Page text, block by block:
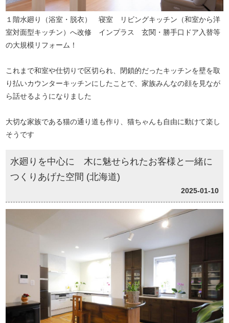
１階水廻り（浴室・脱衣） 寝室 リビングキッチン（和室から洋
室対面型キッチン）へ改修 インプラス 玄関・勝手口ドア入替等
の大規模リフォーム！
これまで和室や仕切りで区切られ、閉鎖的だったキッチンを壁を取
り払いカウンターキッチンにしたことで、家族みんなの顔を見なが
ら話せるようになりました
大切な家族である猫の通り道も作り、猫ちゃんも自由に動けて楽し
そうです
水廻りを中心に 木に魅せられたお客様と一緒に
つくりあげた空間 (北海道)
2025-01-10